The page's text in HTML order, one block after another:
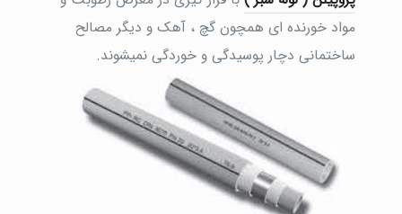
مواد خورنده ای همچون گچ ، آهک و دیگر مصالح
ساختمانی دچار پوسیدگی و خوردگی نمیشوند.